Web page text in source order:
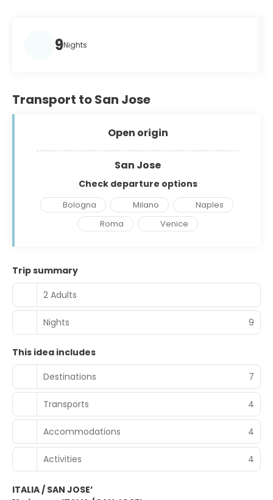
9Nights
Transport to San Jose
Open origin
San Jose
Check departure options
Bologna Milano
Naples
Roma
Venice
Trip summary
2 Adults
Nights 9
This idea includes
Destinations
7
Transports 4
Accommodations 4
Activities 4
ITALIA / SAN JOSE’